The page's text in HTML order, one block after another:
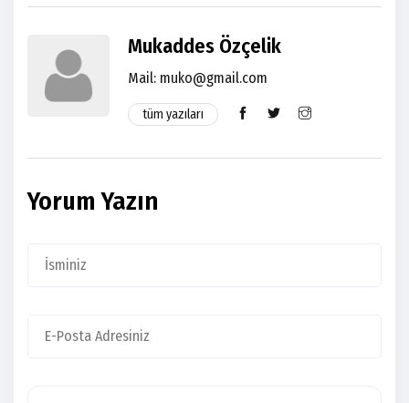
Mukaddes Özçelik
Mail: muko@gmail.com
tüm yazıları
Yorum Yazın